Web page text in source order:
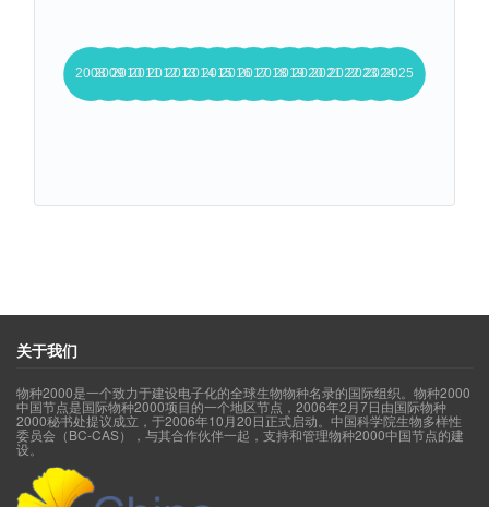
关于我们
物种2000是一个致力于建设电子化的全球生物物种名录的国际组织。物种2000
中国节点是国际物种2000项目的一个地区节点，2006年2月7日由国际物种
2000秘书处提议成立，于2006年10月20日正式启动。中国科学院生物多样性
委员会（BC-CAS），与其合作伙伴一起，支持和管理物种2000中国节点的建
设。